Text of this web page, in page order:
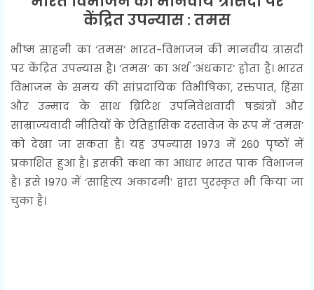
केंद्रित उपन्यास : तमस
भीष्म साहनी का ‘तमस’ भारत-विभाजन की मानवीय त्रासदी
पर केंद्रित उपन्यास है। ‘तमस’ का अर्थ ‘अंधकार’ होता है। भारत
विभाजन के समय की सांप्रदायिक विभीषिका, रक्तपात, हिंसा
और उन्माद के साथ ब्रिटिश उपनिवेशवादी षड्यंत्रों और
साम्राज्यवादी नीतियों के ऐतिहासिक दस्तावेज के रूप में ‘तमस’
को देखा जा सकता है। यह उपन्यास 1973 में 260 पृष्ठों में
प्रकाशित हुआ है। इसकी कथा का आधार भारत पाक विभाजन
है। इसे 1970 में ‘साहित्य अकादमी’ द्वारा पुरस्कृत भी किया जा
चुका है।